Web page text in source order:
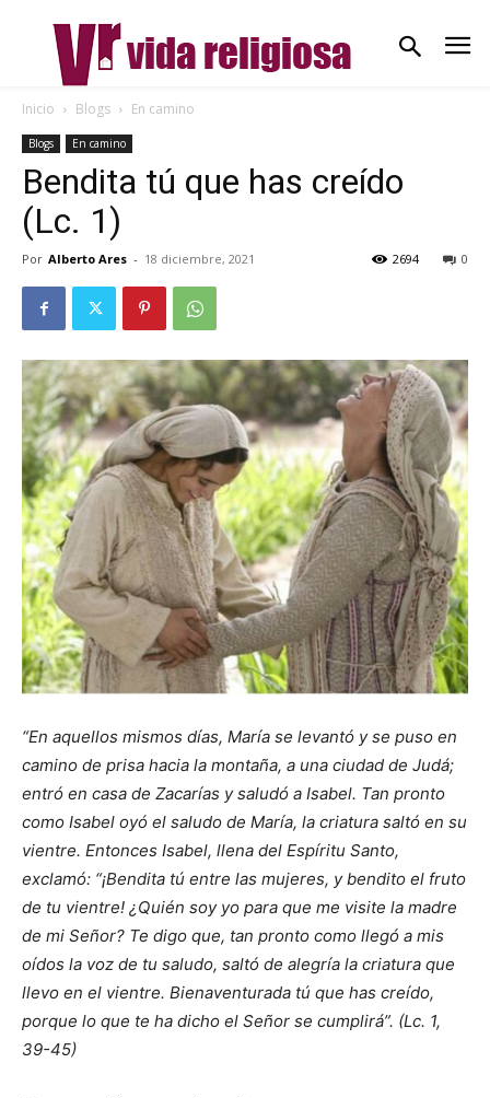
Inicio Blogs En camino
Blogs En camino
Bendita tú que has creído
(Lc. 1)
Por Alberto Ares - 18 diciembre, 2021 0
2694
“En aquellos mismos días, María se levantó y se puso en
camino de prisa hacia la montaña, a una ciudad de Judá;
entró en casa de Zacarías y saludó a Isabel. Tan pronto
como Isabel oyó el saludo de María, la criatura saltó en su
vientre. Entonces Isabel, llena del Espíritu Santo,
exclamó: “¡Bendita tú entre las mujeres, y bendito el fruto
de tu vientre! ¿Quién soy yo para que me visite la madre
de mi Señor? Te digo que, tan pronto como llegó a mis
oídos la voz de tu saludo, saltó de alegría la criatura que
llevo en el vientre. Bienaventurada tú que has creído,
porque lo que te ha dicho el Señor se cumplirá”. (Lc. 1,
39-45)